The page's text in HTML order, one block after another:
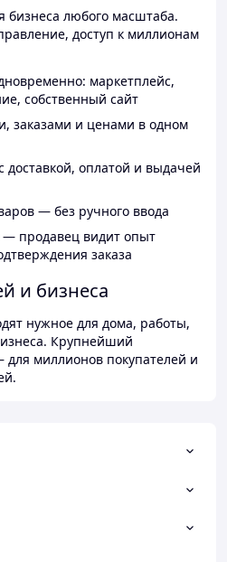
бизнеса любого масштаба.
доступ к миллионам
маркетплейс,
собственный сайт
заказами и ценами в одном
доставкой, оплатой и выдачей
— без ручного ввода
— продавец видит опыт
заказа
и бизнеса
нужное для дома, работы,
Крупнейший
миллионов покупателей и